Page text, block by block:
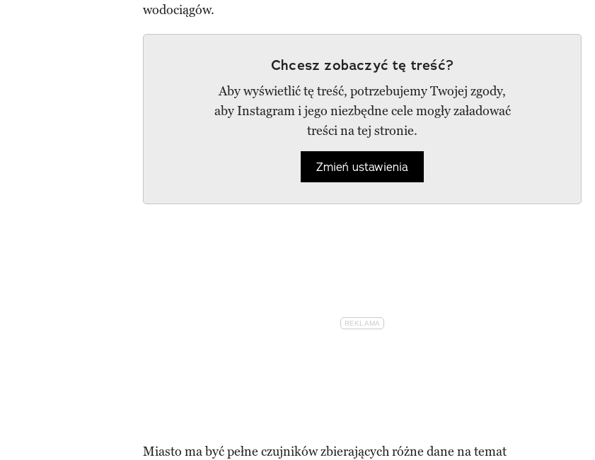
wodociągów.
Chcesz zobaczyć tę treść?
Aby wyświetlić tę treść, potrzebujemy Twojej zgody,
aby Instagram i jego niezbędne cele mogły załadować
treści na tej stronie.
Zmień ustawienia
Miasto ma być pełne czujników zbierających różne dane na temat